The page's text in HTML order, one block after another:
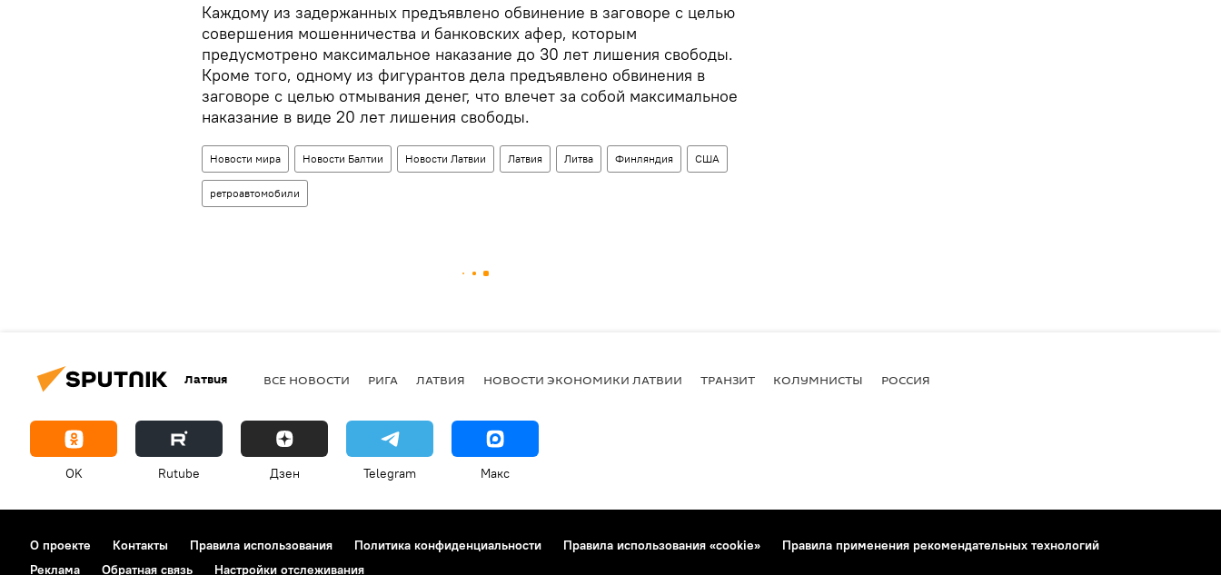
Каждому из задержанных предъявлено обвинение в заговоре с целью
совершения мошенничества и банковских афер, которым
предусмотрено максимальное наказание до 30 лет лишения свободы.
Кроме того, одному из фигурантов дела предъявлено обвинения в
заговоре с целью отмывания денег, что влечет за собой максимальное
наказание в виде 20 лет лишения свободы.
Новости мира Новости Балтии Новости Латвии Латвия Литва Финляндия США
ретроавтомобили
Латвия ВСЕ НОВОСТИ РИГА ЛАТВИЯ НОВОСТИ ЭКОНОМИКИ ЛАТВИИ ТРАНЗИТ КОЛУМНИСТЫ РОССИЯ
OK Rutube Дзен Telegram Макс
О проекте Контакты Правила использования Политика конфиденциальности Правила использования «cookie»
Правила применения рекомендательных технологий
Реклама
Обратная связь Настройки отслеживания